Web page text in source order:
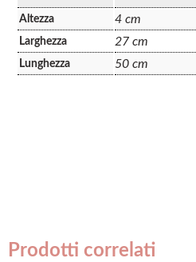
Altezza 4 cm
Larghezza 27 cm
Lunghezza 50 cm
Prodotti correlati